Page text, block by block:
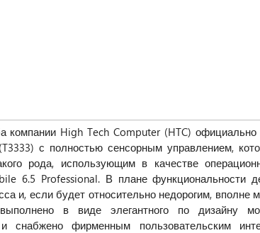
компании High Tech Computer (HTC)
с полностью сенсорным управлением,
рода, использующим в качестве
6.5 Professional. В плане функциональности
и, если будет относительно недорогим,
в виде элегантного по дизайну
снабжено фирменным пользовательским